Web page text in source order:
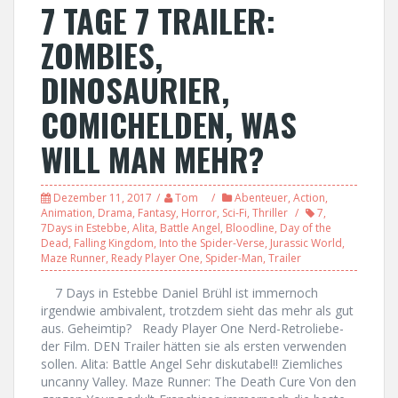
7 TAGE 7 TRAILER:
ZOMBIES,
DINOSAURIER,
COMICHELDEN, WAS
WILL MAN MEHR?
Dezember 11, 2017 Tom Abenteuer, Action,
Animation, Drama, Fantasy, Horror, Sci-Fi, Thriller 7,
7Days in Estebbe, Alita, Battle Angel, Bloodline, Day of the
Dead, Falling Kingdom, Into the Spider-Verse, Jurassic World,
Maze Runner, Ready Player One, Spider-Man, Trailer
7 Days in Estebbe Daniel Brühl ist immernoch
irgendwie ambivalent, trotzdem sieht das mehr als gut
aus. Geheimtip? Ready Player One Nerd-Retroliebe-
der Film. DEN Trailer hätten sie als ersten verwenden
sollen. Alita: Battle Angel Sehr diskutabel!! Ziemliches
uncanny Valley. Maze Runner: The Death Cure Von den